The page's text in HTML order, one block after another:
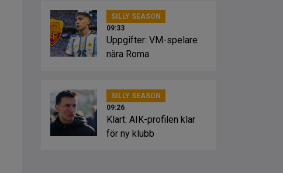
SILLY SEASON
09:33
Uppgifter: VM-spelare
nära Roma
SILLY SEASON
09:26
Klart: AIK-profilen klar
för ny klubb